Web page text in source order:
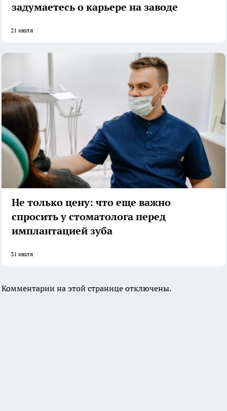
задумаетесь о карьере на заводе
21 июля
Не только цену: что еще важно
спросить у стоматолога перед
имплантацией зуба
31 июля
Комментарии на этой странице отключены.